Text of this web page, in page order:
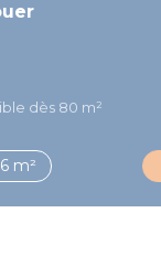
dès 80 m²
m²